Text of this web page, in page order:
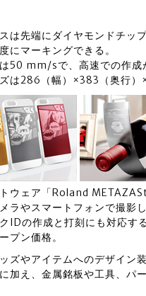
は先端にダイヤモンドチッ
にマーキングできる。
50 mm/sで、高速での作成
は286（幅）×383（奥行
ウェア「Roland
ラやスマートフォンで撮影
IDの作成と打刻にも対応する
プン価格。
ズやアイテムへのデザイン
加え、金属銘板や工具、パ